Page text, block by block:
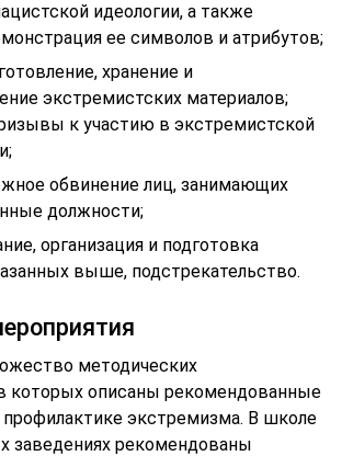
идеологии, а также
ее символов и атрибутов;
хранение и
экстремистских материалов;
к участию в экстремистской
обвинение лиц, занимающих
должности;
организация и подготовка
выше, подстрекательство.
методических
которых описаны рекомендованные
экстремизма. В школе
заведениях рекомендованы